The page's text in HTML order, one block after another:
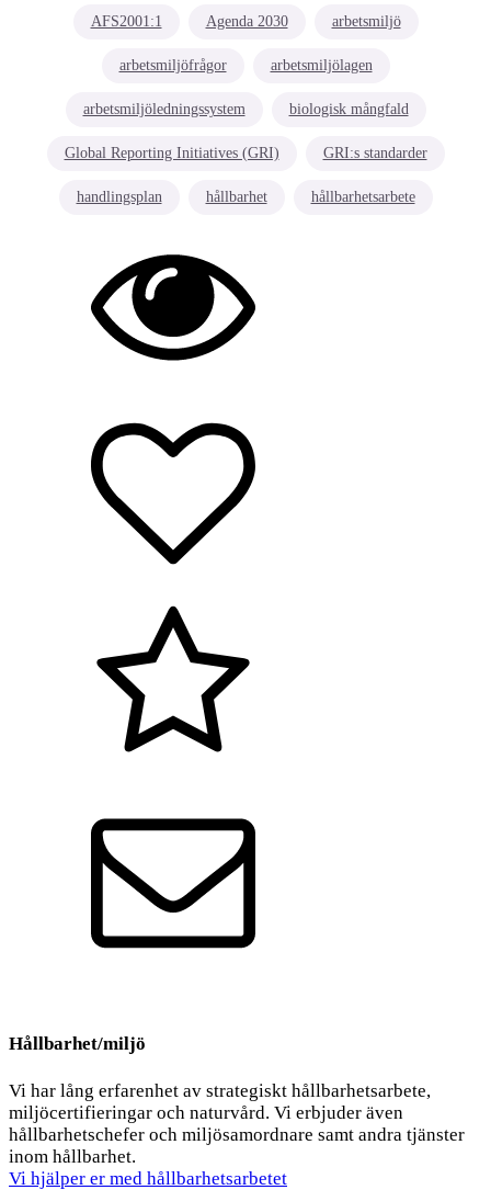
AFS2001:1 Agenda 2030 arbetsmiljö
arbetsmiljöfrågor arbetsmiljölagen
arbetsmiljöledningssystem biologisk mångfald
Global Reporting Initiatives (GRI) GRI:s standarder
handlingsplan hållbarhet hållbarhetsarbete
Hållbarhet/miljö
Vi har lång erfarenhet av strategiskt hållbarhetsarbete,
miljöcertifieringar och naturvård. Vi erbjuder även
hållbarhetschefer och miljösamordnare samt andra tjänster
inom hållbarhet.
Vi hjälper er med hållbarhetsarbetet